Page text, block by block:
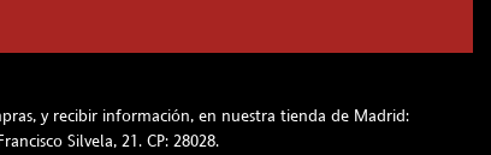
y recibir información, en nuestra tienda de Madrid:
Silvela, 21. CP: 28028.